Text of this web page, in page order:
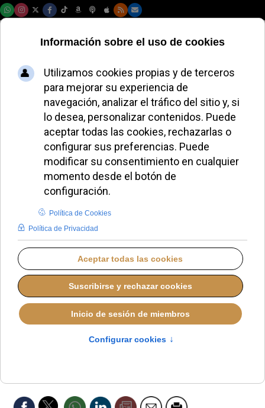
Almeida: “La Iglesia
no es una ONG” y
debe estar en el
debate social
JAVIER RUIZ ARREGUI ESPAÑA